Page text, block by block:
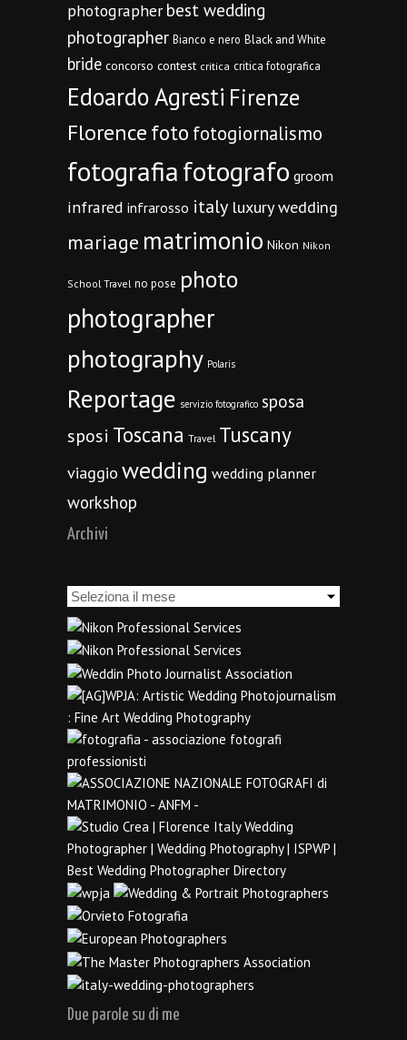
photographer best wedding
photographer Bianco e nero Black and White
bride concorso contest critica critica fotografica
Edoardo Agresti Firenze
Florencefoto fotogiornalismo
fotografiafotografo groom
infrared infrarosso italy luxury wedding
mariage matrimonio Nikon Nikon
School Travel no pose photo
photographer
photography Polaris
Reportage servizio fotografico sposa
sposi Toscana Travel Tuscany
viaggio wedding wedding planner
workshop
Archivi
Archivi
Due parole su di me